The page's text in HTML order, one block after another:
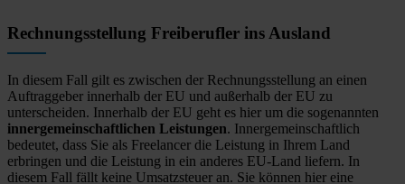
Rechnungsstellung Freiberufler ins Ausland
In diesem Fall gilt es zwischen der Rechnungsstellung an einen
Auftraggeber innerhalb der EU und außerhalb der EU zu
unterscheiden. Innerhalb der EU geht es hier um die sogenannten
innergemeinschaftlichen Leistungen. Innergemeinschaftlich
bedeutet, dass Sie als Freelancer die Leistung in Ihrem Land
erbringen und die Leistung in ein anderes EU-Land liefern. In
diesem Fall fällt keine Umsatzsteuer an. Sie können hier eine